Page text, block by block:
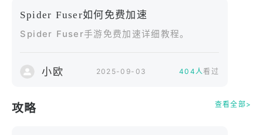
【轻松交流与协力冒险】
支持单手操作与即时聊天系统，战斗之余也能轻松交
契，在合作战斗中实现逆转胜利。
【多样化角色定制】
丰富的外观与能力模块可自由搭配，打造属于你的独
Spider Fuser如何免费加速
Spider Fuser手游免费加速详细教程。
小欧 2025-09-03 404人看过
攻略 查看全部>